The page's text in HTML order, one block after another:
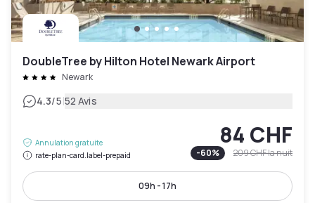
DoubleTree by Hilton Hotel Newark Airport
Newark
4.3/5|52 Avis
Annulation gratuite
rate-plan-card.label-prepaid
84 CHF
-60% 209 CHFla nuit
09h - 17h